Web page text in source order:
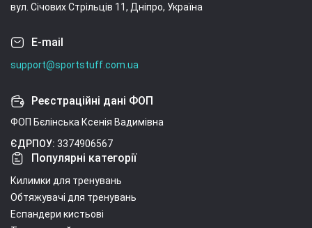
вул. Січових Стрільців 11, Дніпро, Україна
E-mail
support@sportstuff.com.ua
Реєстраційні дані ФОП
ФОП Бєлінська Ксенія Вадимівна
ЄДРПОУ: 3374906567
Популярні категорії
Килимки для тренувань
Обтяжувачі для тренувань
Еспандери кистьові